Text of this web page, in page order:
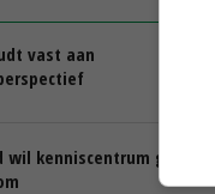
vast aan
wil kenniscentrum grond